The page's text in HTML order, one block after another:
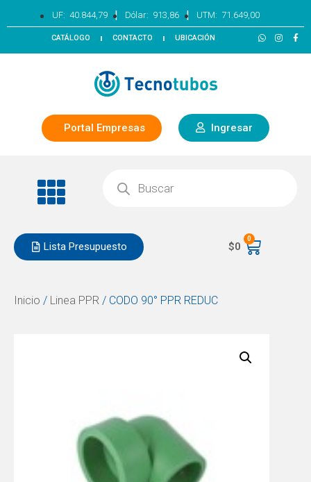
UF: 40.844,79 | Dólar: 913,86 | UTM: 71.649,00
CATÁLOGO CONTACTO UBICACIÓN
Portal Empresas Ingresar
Lista Presupuesto $0
0
Inicio / Linea PPR / CODO 90° PPR REDUC